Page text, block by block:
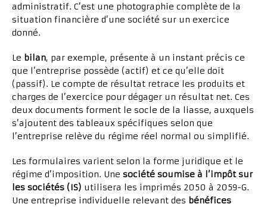
administratif. C’est une photographie complète de la
situation financière d’une société sur un exercice
donné.
Le bilan, par exemple, présente à un instant précis ce
que l’entreprise possède (actif) et ce qu’elle doit
(passif). Le compte de résultat retrace les produits et
charges de l’exercice pour dégager un résultat net. Ces
deux documents forment le socle de la liasse, auxquels
s’ajoutent des tableaux spécifiques selon que
l’entreprise relève du régime réel normal ou simplifié.
Les formulaires varient selon la forme juridique et le
régime d’imposition. Une société soumise à l’impôt sur
les sociétés (IS) utilisera les imprimés 2050 à 2059-G.
Une entreprise individuelle relevant des bénéfices